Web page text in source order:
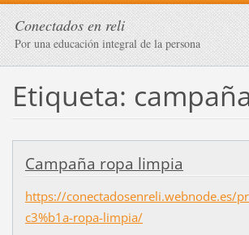
Conectados en reli
Por una educación integral de la persona
Etiqueta:
Campaña ropa limpia
https://conectadosenreli.webnode.es/
c3%b1a-ropa-limpia/